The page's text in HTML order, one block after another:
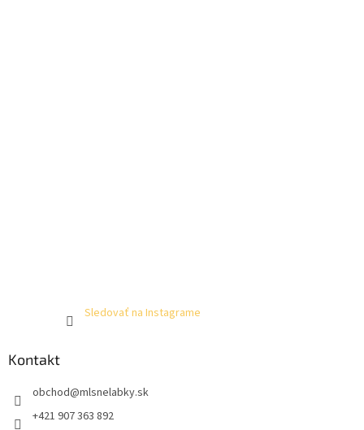
Sledovať na Instagrame
Kontakt
obchod@mlsnelabky.sk
+421 907 363 892